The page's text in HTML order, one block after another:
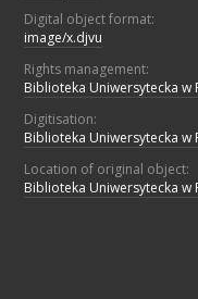
Digital object format:
image/x.djvu
Rights management:
Biblioteka Uniwersytecka w
Digitisation:
Biblioteka Uniwersytecka w
Location of original object:
Biblioteka Uniwersytecka w